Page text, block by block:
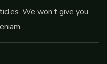
We won’t give you